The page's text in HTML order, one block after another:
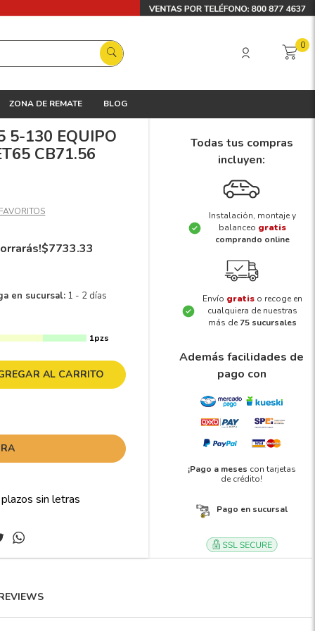
0
ZONA DE REMATE BLOG
5-130 EQUIPO
CB71.56
$7733.33
en sucursal: 1 - 2 días
1pzs
AL CARRITO
Todas tus compras
incluyen:
Instalación, montaje y
balanceo gratis
comprando online
Envío gratis o recoge en
cualquiera de nuestras
más de75 sucursales
Además facilidades de
pago con
¡Pago a meses con tarjetas
de crédito!
Pago en sucursal